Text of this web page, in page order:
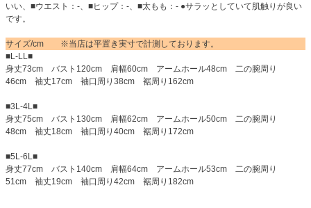
いい、■ウエスト：-、■ヒップ：-、■太もも：- ●サラッとしていて肌触りが良い
です。
サイズ/cm ※当店は平置き実寸で計測しております。
■L-LL■
身丈73cm バスト120cm 肩幅60cm アームホール48cm 二の腕周り
46cm 袖丈17cm 袖口周り38cm 裾周り162cm
■3L-4L■
身丈75cm バスト130cm 肩幅62cm アームホール50cm 二の腕周り
48cm 袖丈18cm 袖口周り40cm 裾周り172cm
■5L-6L■
身丈77cm バスト140cm 肩幅64cm アームホール53cm 二の腕周り
51cm 袖丈19cm 袖口周り42cm 裾周り182cm